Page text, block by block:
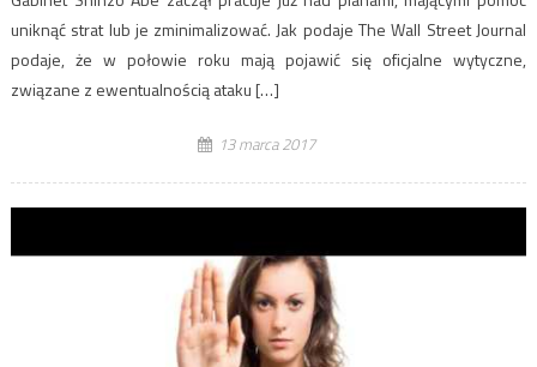
uniknąć strat lub je zminimalizować. Jak podaje The Wall Street Journal
podaje, że w połowie roku mają pojawić się oficjalne wytyczne,
związane z ewentualnością ataku […]
13 marca 2017